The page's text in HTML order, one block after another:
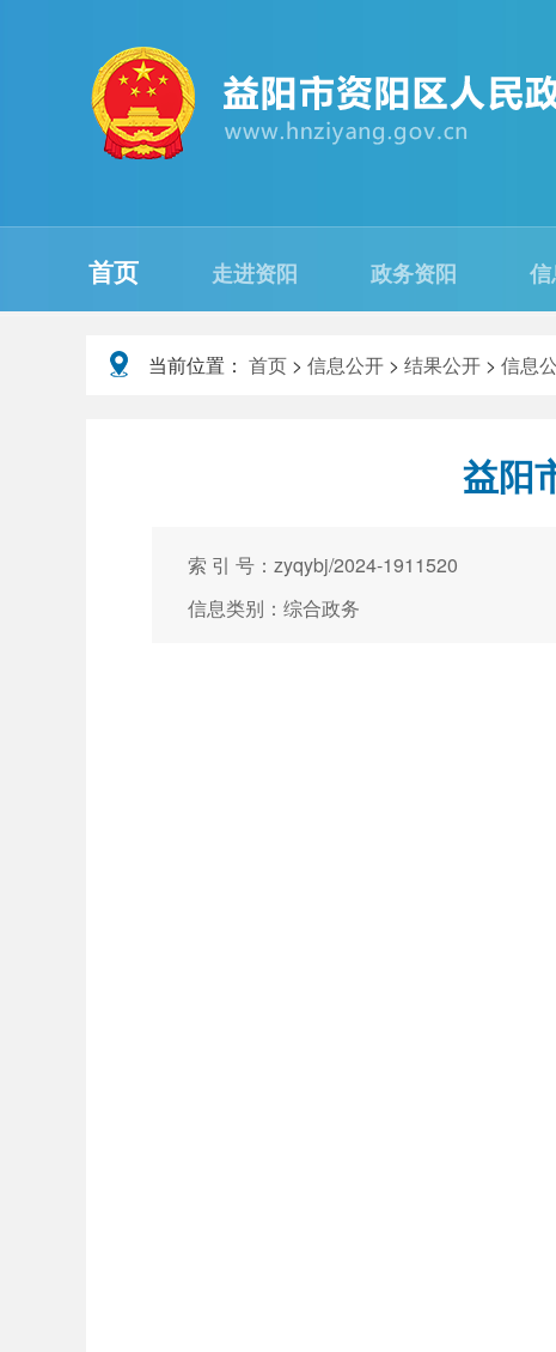
首页 走进资阳 政务资阳
当前位置： 首页 > 信息公开 > 结果公开 > 信息
益阳
索 引 号：zyqybj/2024-1911520
信息类别：综合政务